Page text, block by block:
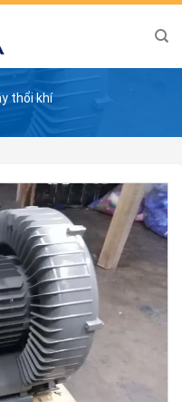
thổi khí